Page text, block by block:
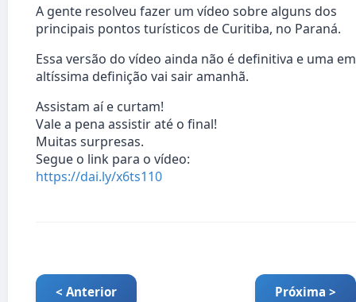
A gente resolveu fazer um vídeo sobre alguns dos
principais pontos turísticos de Curitiba, no Paraná.
Essa versão do vídeo ainda não é definitiva e uma em
altíssima definição vai sair amanhã.
Assistam aí e curtam!
Vale a pena assistir até o final!
Muitas surpresas.
Segue o link para o vídeo:
https://dai.ly/x6ts110
< Anterior Próxima >